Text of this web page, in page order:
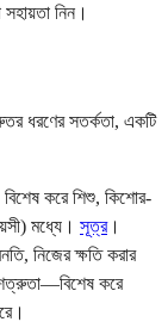
নিন।
ধরণের সতর্কতা, একটি
করে শিশু, কিশোর-
মধ্যে। সূত্র।
নিজের ক্ষতি করার
করে